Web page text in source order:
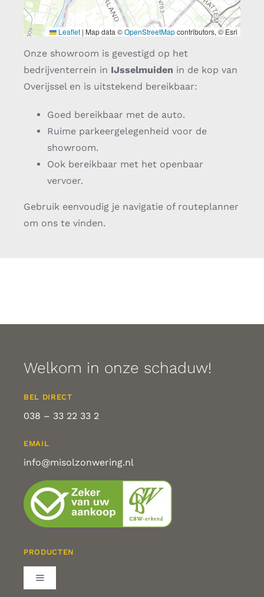
Leaflet | Map data ©OpenStreetMapcontributors, © Esri
Onze showroom is gevestigd op het
bedrijventerrein in IJsselmuiden in de kop van
Overijssel en is uitstekend bereikbaar:
Goed bereikbaar met de auto.
Ruime parkeergelegenheid voor de
showroom.
Ook bereikbaar met het openbaar
vervoer.
Gebruik eenvoudig je navigatie of routeplanner
om ons te vinden.
Welkom in onze schaduw!
BEL DIRECT
038 – 33 22 33 2
EMAIL
info@misolzonwering.nl
PRODUCTEN
Toggle